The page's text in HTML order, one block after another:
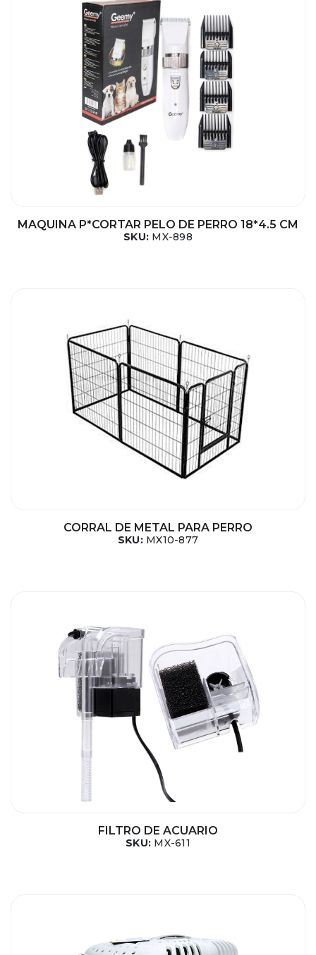
MAQUINA P*CORTAR PELO DE PERRO 18*4.5 CM
SKU: MX-898
CORRAL DE METAL PARA PERRO
SKU: MX10-877
FILTRO DE ACUARIO
SKU: MX-611